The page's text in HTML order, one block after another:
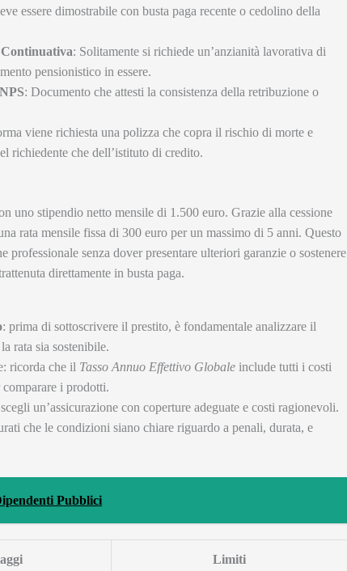
essere dimostrabile con busta paga recente o cedolino della
: Solitamente si richiede un’anzianità lavorativa di
pensionistico in essere.
: Documento che attesti la consistenza della retribuzione o
viene richiesta una polizza che copra il rischio di morte e
richiedente che dell’istituto di credito.
uno stipendio netto mensile di 1.500 euro. Grazie alla cessione
rata mensile fissa di 300 euro per un massimo di 5 anni. Questo
senza dover presentare ulteriori garanzie o sostenere
direttamente in busta paga.
: prima di sottoscrivere il prestito, è fondamentale analizzare il
rata sia sostenibile.
ricorda che il Tasso Annuo Effettivo Globale include tutti i costi
i prodotti.
un’assicurazione con coperture adeguate e costi ragionevoli.
che le condizioni siano chiare riguardo a penali, durata, e
Pubblici
Limiti